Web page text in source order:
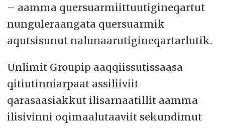
– aamma quersuarmiittuutigineqartut
nunguleraangata quersuarmik
aqutsisunut nalunaarutigineqartarlutik.
Unlimit Groupip aaqqiissutissaasa
qitiutinniarpaat assiliiviit
qarasaasiakkut ilisarnaatillit aamma
ilisivinni oqimaalutaaviit sekundimut